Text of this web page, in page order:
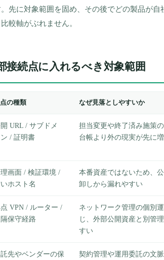
。先に対象範囲を固め、その後でどの製品が
較軸がぶれません。
接続点に入れるべき対象範囲
の種類 なぜ見落としやすいか
URL / サブドメ
/ 証明書
担当変更や終了済み施策の
台帳より外の現実が先に
画面 / 検証環境 /
ホスト名
本番資産ではないため、
卸しから漏れやすい
VPN / ルーター /
保守経路
ネットワーク管理の個別
じ、外部公開資産と別管
すい
先やベンダーの保 契約管理や運用委託の文